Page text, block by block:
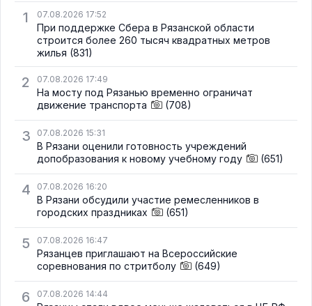
1
07.08.2026 17:52
При поддержке Сбера в Рязанской области
строится более 260 тысяч квадратных метров
жилья (831)
2 07.08.2026 17:49
На мосту под Рязанью временно ограничат
движение транспорта
(708)
3 07.08.2026 15:31
В Рязани оценили готовность учреждений
допобразования к новому учебному году
(651)
4 07.08.2026 16:20
В Рязани обсудили участие ремесленников в
городских праздниках
(651)
5 07.08.2026 16:47
Рязанцев приглашают на Всероссийские
соревнования по стритболу
(649)
6 07.08.2026 14:44